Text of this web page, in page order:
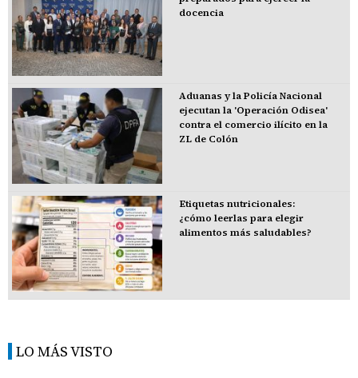
docencia
Aduanas y la Policía Nacional
ejecutan la 'Operación Odisea'
contra el comercio ilícito en la
ZL de Colón
Etiquetas nutricionales:
¿cómo leerlas para elegir
alimentos más saludables?
LO MÁS VISTO